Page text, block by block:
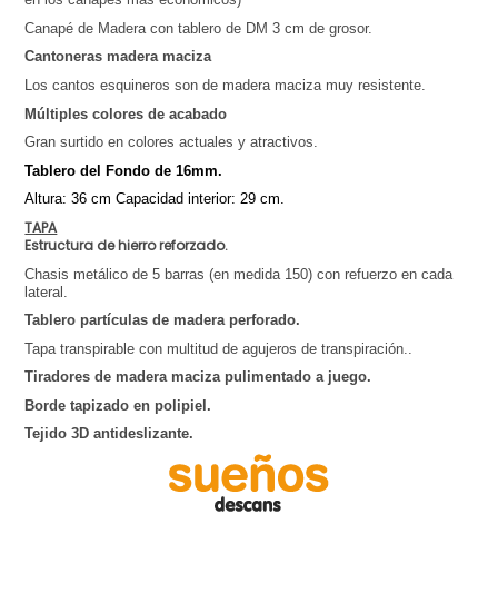
Canapé de Madera con tablero de DM 3 cm de grosor.
Cantoneras madera maciza
Los cantos esquineros son de madera maciza muy resistente.
Múltiples colores de acabado
Gran surtido en colores actuales y atractivos.
Tablero del Fondo de 16mm.
Altura: 36 cm Capacidad interior: 29 cm.
TAPA
Estructura de hierro reforzado.
Chasis metálico de 5 barras (en medida 150) con refuerzo en cada
lateral.
Tablero partículas de madera perforado.
Tapa transpirable con multitud de agujeros de transpiración..
Tiradores de madera maciza pulimentado a juego.
Borde tapizado en polipiel.
Tejido 3D antideslizante.
¡Suscríbete a nuestra newsletter y
recibe ofertas exclusivas!